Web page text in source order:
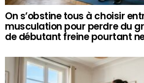
On s’obstine tous à choisir
musculation pour perdre du
de débutant freine pourtant